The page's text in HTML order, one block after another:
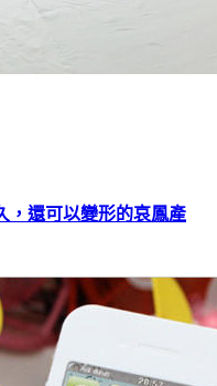
，還可以變形的哀鳳產